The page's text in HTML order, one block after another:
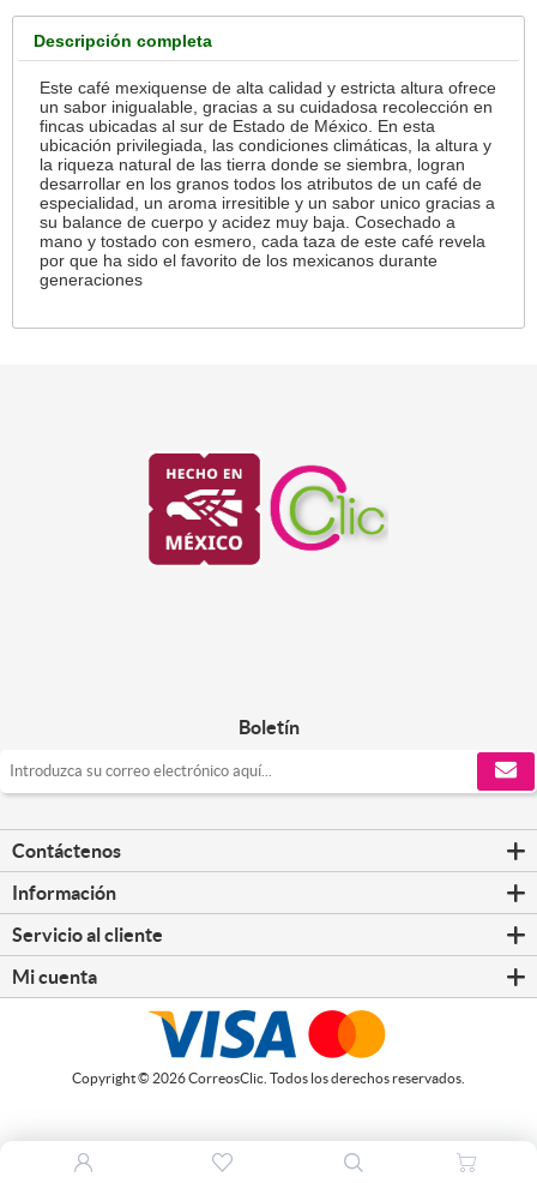
Descripción completa
Estecafé mexiquense de alta calidady estricta altura ofrece
un sabor inigualable, gracias a su cuidadosa recolección en
fincas ubicadas al sur de Estado de México. En esta
ubicación privilegiada, las condiciones climáticas, la altura y
la riqueza natural de las tierra donde se siembra, logran
desarrollar en los granos todos los atributos de un café de
especialidad, un aroma irresitible y un sabor unico gracias a
su balance de cuerpo y acidez muy baja. Cosechado a
mano y tostado con esmero, cada taza de este café revela
por que ha sido el favorito de los mexicanos durante
generaciones
Boletín
Contáctenos
Información
Servicio al cliente
Mi cuenta
Copyright © 2026 CorreosClic. Todos los derechos reservados.